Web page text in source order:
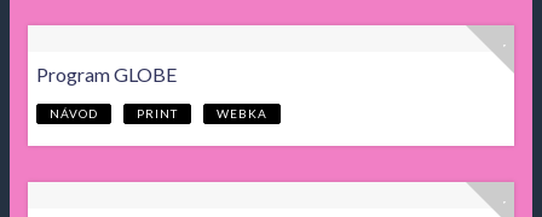
Program GLOBE
NÁVOD PRINT WEBKA